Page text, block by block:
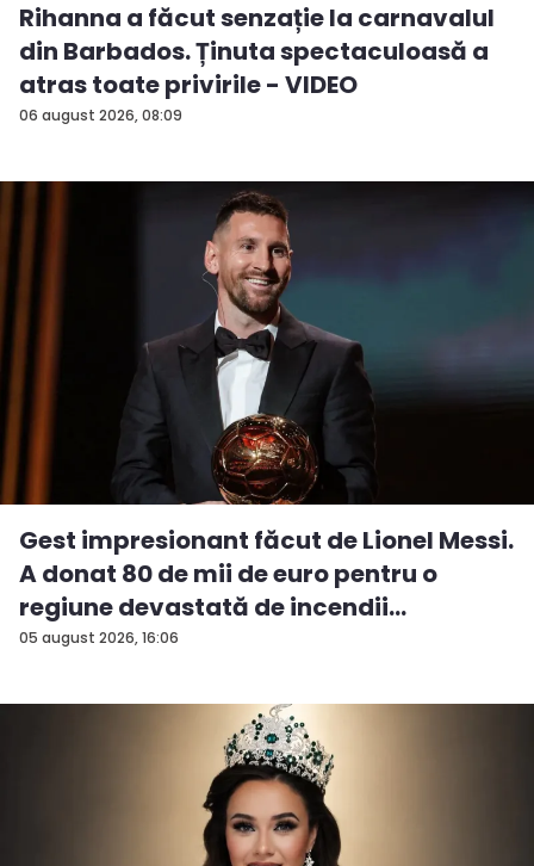
06 august 2026, 08:09
Rihanna a făcut senzație la carnavalul
din Barbados. Ținuta spectaculoasă a
atras toate privirile - VIDEO
05 august 2026, 16:06
Gest impresionant făcut de Lionel Messi.
A donat 80 de mii de euro pentru o
regiune devastată de incendii